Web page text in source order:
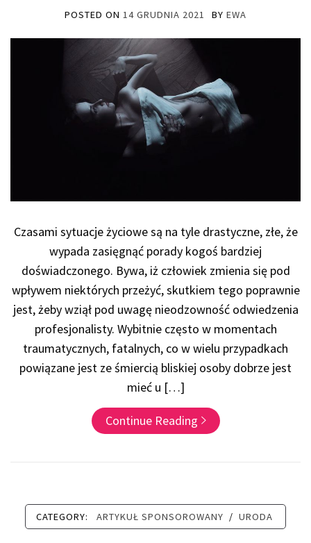
POSTED ON 14 GRUDNIA 2021 BY EWA
Czasami sytuacje życiowe są na tyle drastyczne, złe, że
wypada zasięgnąć porady kogoś bardziej
doświadczonego. Bywa, iż człowiek zmienia się pod
wpływem niektórych przeżyć, skutkiem tego poprawnie
jest, żeby wziął pod uwagę nieodzowność odwiedzenia
profesjonalisty. Wybitnie często w momentach
traumatycznych, fatalnych, co w wielu przypadkach
powiązane jest ze śmiercią bliskiej osoby dobrze jest
mieć u […]
Continue Reading
CATEGORY: ARTYKUŁ SPONSOROWANY / URODA